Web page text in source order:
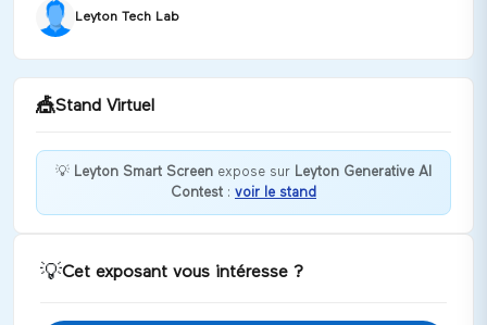
Leyton Tech Lab
🎪Stand Virtuel
Bienvenue chez Leyton Smart Screen !
💡 Leyton Smart Screen expose sur Leyton Generative AI
Contest : voir le stand
💡Cet exposant vous intéresse ?